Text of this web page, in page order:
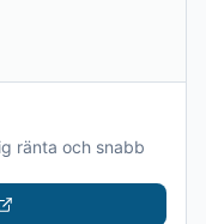
ränta och snabb